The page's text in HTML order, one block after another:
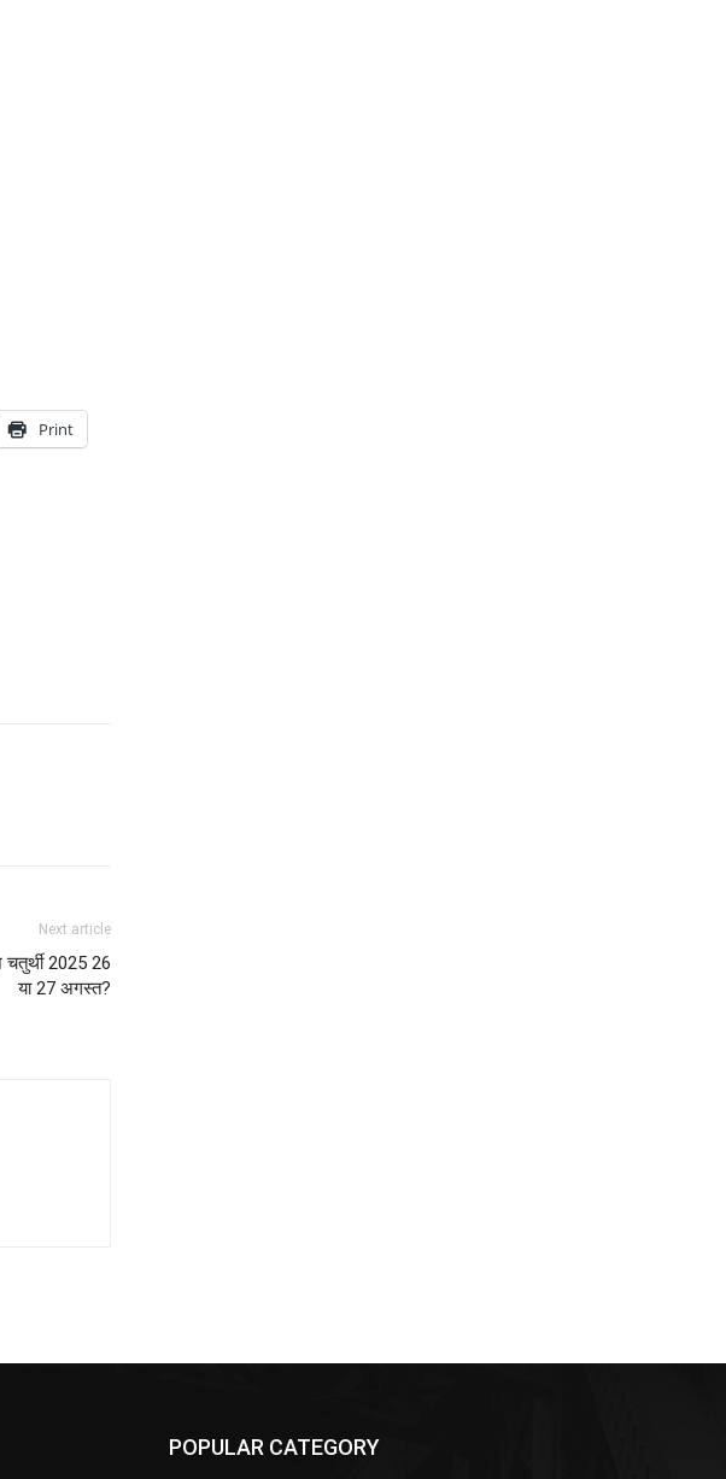
Print
Next article
2025 26
या 27 अगस्त?
POPULAR CATEGORY